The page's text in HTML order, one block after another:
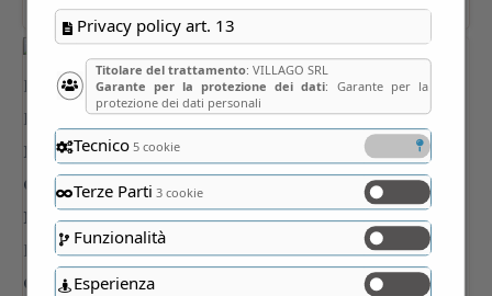
Privacy policy art. 13
Titolare del trattamento: VILLAGO SRL
Garante per la protezione dei dati: Garante per la
protezione dei dati personali
Tecnico5 cookie
Terze Parti 3 cookie
Funzionalità
Esperienza